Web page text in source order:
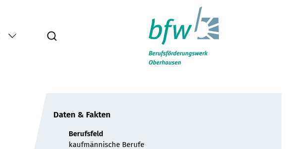
Daten & Fakten
Berufsfeld
kaufmännische Berufe